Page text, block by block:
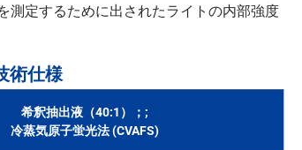
測定するために出されたライトの内部強度
術仕様
希釈抽出液（40:1）；;
冷蒸気原子蛍光法 (CVAFS)